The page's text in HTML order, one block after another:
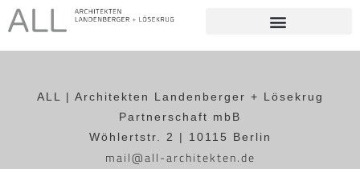
ALL | Architekten Landenberger + Lösekrug
Partnerschaft mbB
Wöhlertstr. 2 | 10115 Berlin
mail@all-architekten.de